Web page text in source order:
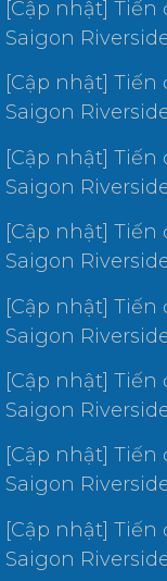
[Cập nhật]
Saigon
[Cập nhật]
Saigon
[Cập nhật]
Saigon
[Cập nhật]
Saigon
[Cập nhật]
Saigon
[Cập nhật]
Saigon
[Cập nhật]
Saigon
[Cập nhật]
Saigon